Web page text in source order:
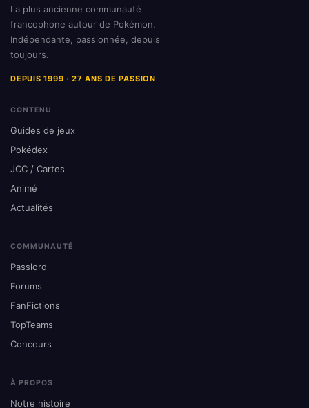
La plus ancienne communauté
francophone autour de Pokémon.
Indépendante, passionnée, depuis
toujours.
DEPUIS 1999 · 27 ANS DE PASSION
CONTENU
Guides de jeux
Pokédex
JCC / Cartes
Animé
Actualités
COMMUNAUTÉ
Passlord
Forums
FanFictions
TopTeams
Concours
À PROPOS
Notre histoire